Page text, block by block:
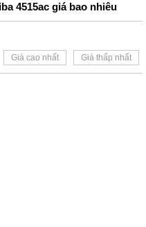
4515ac giá bao nhiêu
Giá cao nhất Giá thấp nhất